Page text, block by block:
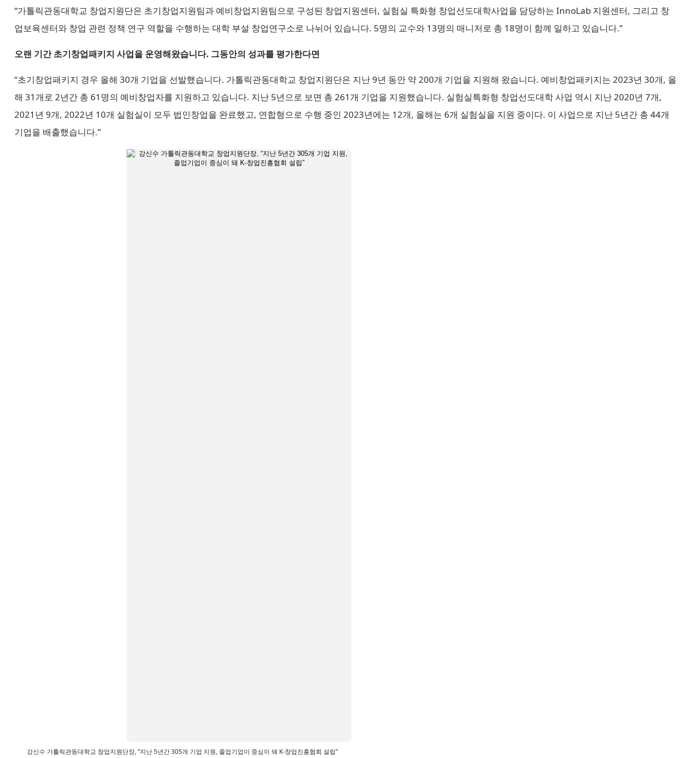
“가톨릭관동대학교 창업지원단은 초기창업지원팀과 예비창업지원팀으로 구성된 창업지원센터, 실험실 특화형 창업선도대학사업을 담당하는 InnoLab 지원센터, 그리고 창
업보육센터와 창업 관련 정책 연구 역할을 수행하는 대학 부설 창업연구소로 나뉘어 있습니다. 5명의 교수와 13명의 매니저로 총 18명이 함께 일하고 있습니다.”
오랜 기간 초기창업패키지 사업을 운영해왔습니다. 그동안의 성과를 평가한다면
“초기창업패키지 경우 올해 30개 기업을 선발했습니다. 가톨릭관동대학교 창업지원단은 지난 9년 동안 약 200개 기업을 지원해 왔습니다. 예비창업패키지는 2023년 30개, 올
해 31개로 2년간 총 61명의 예비창업자를 지원하고 있습니다. 지난 5년으로 보면 총 261개 기업을 지원했습니다. 실험실특화형 창업선도대학 사업 역시 지난 2020년 7개,
2021년 9개, 2022년 10개 실험실이 모두 법인창업을 완료했고, 연합형으로 수행 중인 2023년에는 12개, 올해는 6개 실험실을 지원 중이다. 이 사업으로 지난 5년간 총 44개
기업을 배출했습니다.”
강신수 가톨릭관동대학교 창업지원단장, “지난 5년간 305개 기업 지원, 졸업기업이 중심이 돼 K-창업진흥협회 설립”